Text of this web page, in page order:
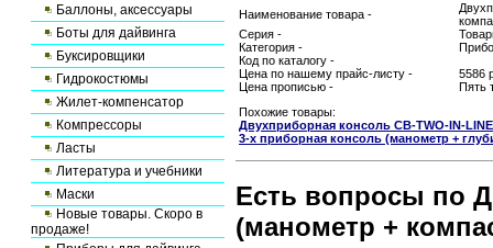
Баллоны, аксессуары
Боты для дайвинга
Буксировщики
Гидрокостюмы
Жилет-компенсатор
Компрессоры
Ласты
Литература и учебники
Маски
Новые товары. Скоро в
продаже!
Наименование товара -
Серия -
Категория -
Код по каталогу -
Цена по нашему прайс-листу -
5586
Цена прописью -
Пять
Похожие товары:
Двухприборная консоль CB-TWO-IN-LINE
3-х приборная консоль (манометр +
Есть вопросы по
(манометр +